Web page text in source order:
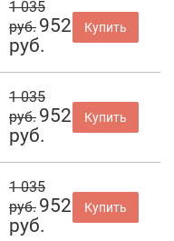
1 035
руб. 952
руб.
Купить
1 035
руб. 952
руб.
Купить
1 035
руб. 952
руб.
Купить